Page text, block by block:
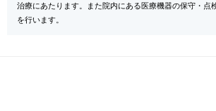
治療にあたります。また院内にある医療機器の保守・点
を行います。